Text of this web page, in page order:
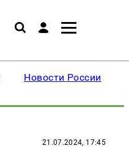
Новости России
21.07.2024, 17:45